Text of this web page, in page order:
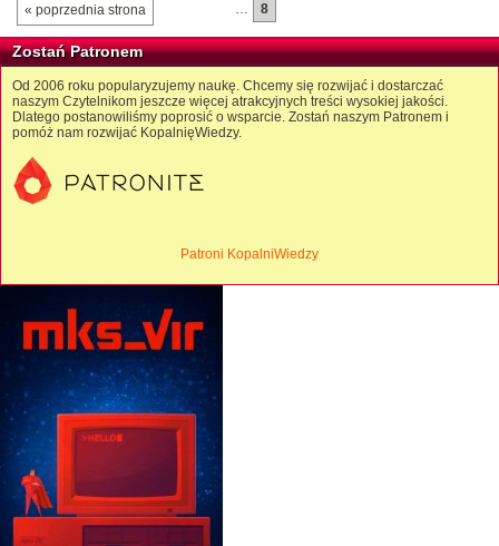
« poprzednia strona … 8
Zostań Patronem
Od 2006 roku popularyzujemy naukę. Chcemy się rozwijać i dostarczać
naszym Czytelnikom jeszcze więcej atrakcyjnych treści wysokiej jakości.
Dlatego postanowiliśmy poprosić o wsparcie. Zostań naszym Patronem i
pomóż nam rozwijać KopalnięWiedzy.
Patroni KopalniWiedzy